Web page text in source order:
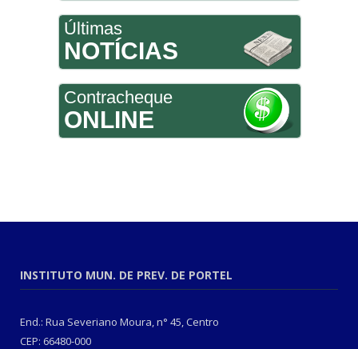
Últimas
NOTÍCIAS
Contracheque
ONLINE
INSTITUTO MUN. DE PREV. DE PORTEL
End.: Rua Severiano Moura, n° 45, Centro
CEP: 66480-000